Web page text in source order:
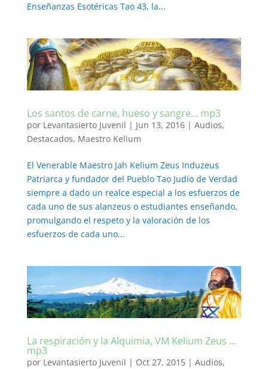
Enseñanzas Esotéricas Tao 43, la...
Los santos de carne, hueso y sangre… mp3
por Levantasierto Juvenil | Jun 13, 2016| Audios,
Destacados, Maestro Kelium
El Venerable Maestro Jah Kelium Zeus Induzeus
Patriarca y fundador del Pueblo Tao Judío de Verdad
siempre a dado un realce especial a los esfuerzos de
cada uno de sus alanzeus o estudiantes enseñando,
promulgando el respeto y la valoración de los
esfuerzos de cada uno...
La respiración y la Alquimia, VM Kelium Zeus …
mp3
por Levantasierto Juvenil | Oct 27, 2015| Audios,